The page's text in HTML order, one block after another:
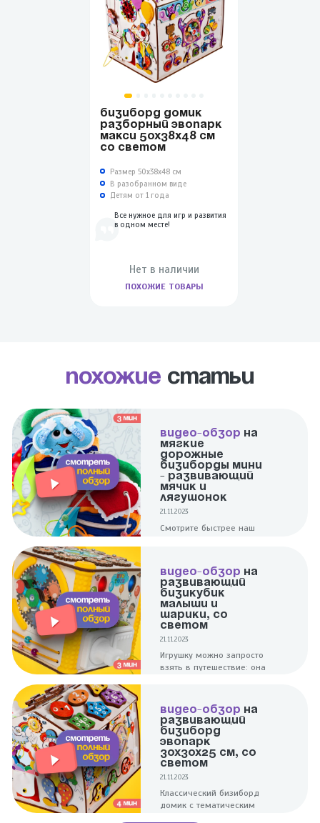
БИЗИБОРД ДОМИК
РАЗБОРНЫЙ ЭВОПАРК
МАКСИ 50Х38Х48 СМ
СО СВЕТОМ
Размер 50х38х48 см
В разобранном виде
Детям от 1 года
Все нужное для игр и развития
в одном месте!
Нет в наличии
ПОХОЖИЕ ТОВАРЫ
Похожие статьи
ВИДЕО-ОБЗОР НА
МЯГКИЕ
ДОРОЖНЫЕ
БИЗИБОРДЫ МИНИ
- РАЗВИВАЮЩИЙ
МЯЧИК И
ЛЯГУШОНОК
21.11.2023
Смотрите быстрее наш
мини мячики -
Развивающий и
Лягушонок!
ВИДЕО-ОБЗОР НА
РАЗВИВАЮЩИЙ
БИЗИКУБИК
МАЛЫШИ И
ШАРИКИ, СО
СВЕТОМ
21.11.2023
Игрушку можно запросто
взять в путешествие: она
ВИДЕО-ОБЗОР НА
РАЗВИВАЮЩИЙ
БИЗИБОРД
ЭВОПАРК
30Х30Х25 СМ, СО
СВЕТОМ
21.11.2023
Классический бизиборд
домик с тематическим